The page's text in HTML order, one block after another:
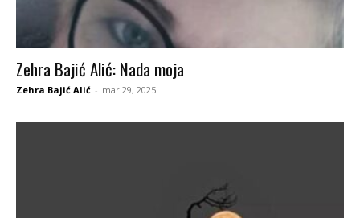
Zehra Bajić Alić: Nada moja
Zehra Bajić Alić - mar 29, 2025